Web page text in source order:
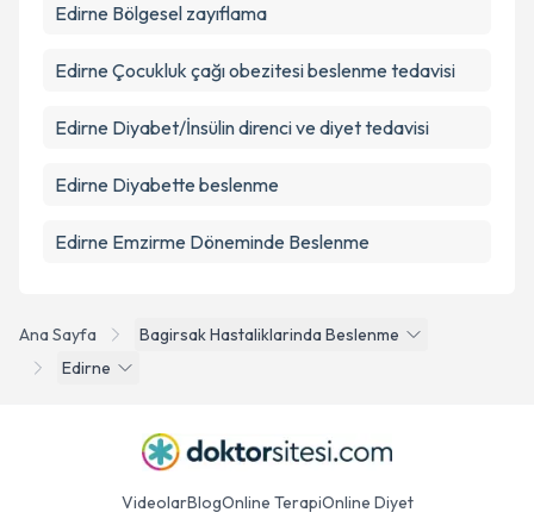
Ana Sayfa
Bagirsak Hastaliklarinda Beslenme
Edirne
Edirne Bölgesel zayıflama
Edirne Çocukluk çağı obezitesi beslenme tedavisi
Edirne Diyabet/İnsülin direnci ve diyet tedavisi
Edirne Diyabette beslenme
Edirne Emzirme Döneminde Beslenme
VideolarBlogOnline TerapiOnline Diyet